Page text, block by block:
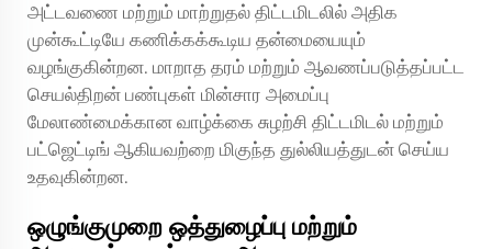
அட்டவணை மற்றும் மாற்றுதல் திட்டமிடலில் அதிக
முன்கூட்டியே கணிக்கக்கூடிய தன்மையையும்
வழங்குகின்றன. மாறாத தரம் மற்றும் ஆவணப்படுத்தப்பட்ட
செயல்திறன் பண்புகள் மின்சார அமைப்பு
மேலாண்மைக்கான வாழ்க்கை சுழற்சி திட்டமிடல் மற்றும்
பட்ஜெட்டிங் ஆகியவற்றை மிகுந்த துல்லியத்துடன் செய்ய
உதவுகின்றன.
ஒழுங்குமுறை ஒத்துழைப்பு மற்றும்